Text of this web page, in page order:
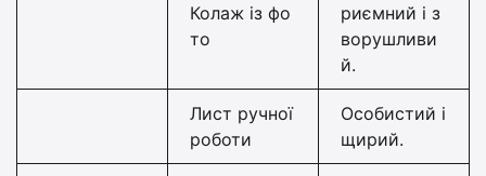
Колаж із фо
то
риємний і з
ворушливи
й.
Лист ручної
роботи
Особистий і
щирий.